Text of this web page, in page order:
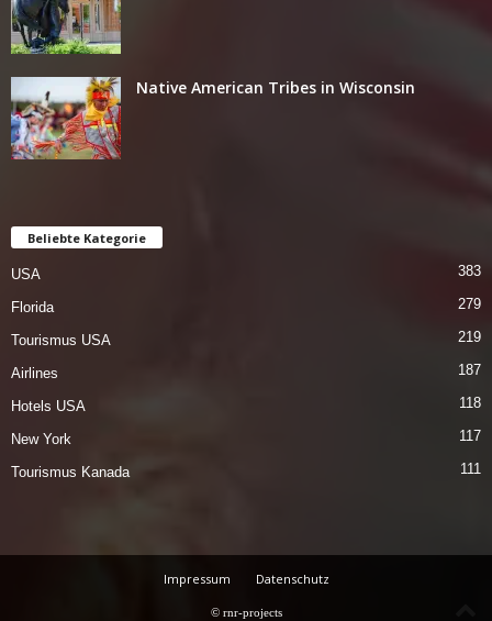
Native American Tribes in Wisconsin
Beliebte Kategorie
USA 383
Florida 279
Tourismus USA 219
Airlines 187
Hotels USA 118
New York 117
Tourismus Kanada 111
Impressum Datenschutz
© rnr-projects